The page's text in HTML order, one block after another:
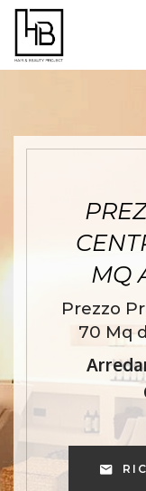
MQ
Prezzo
70 Mq